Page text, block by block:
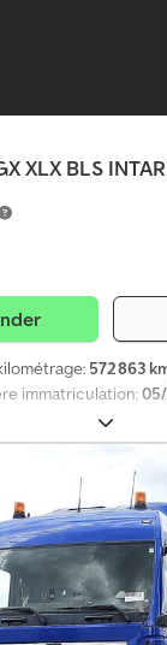
XLX BLS
572 863
immatriculation:
315/70R22,5
3 630 mm,
, cabine
automatique ,
suspension:autre,
mm, hauteur totale:
, Équipement:ABS,
contrôle
régulation